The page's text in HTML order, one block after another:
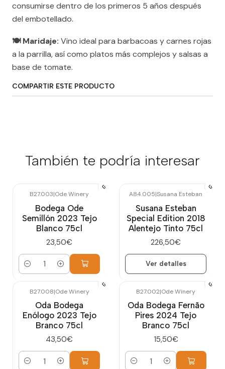
consumirse dentro de los primeros 5 años después
del embotellado.
🍽️ Maridaje: Vino ideal para barbacoas y carnes rojas
a la parrilla, así como platos más complejos y salsas a
base de tomate.
COMPARTIR ESTE PRODUCTO
También te podría interesar
B27.003|Ode Winery
Bodega Ode
Semillón 2023 Tejo
Blanco 75cl
23,50€
Cantidad
A84.005|Susana Esteban
Susana Esteban
Special Edition 2018
Alentejo Tinto 75cl
226,50€
Ver detalles
B27.008|Ode Winery
Oda Bodega
Enólogo 2023 Tejo
Branco 75cl
43,50€
Cantidad
B27.002|Ode Winery
Oda Bodega Fernão
Pires 2024 Tejo
Branco 75cl
15,50€
Cantidad